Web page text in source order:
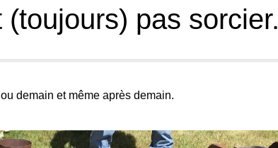
(toujours) pas sorcier.
demain et même après demain.